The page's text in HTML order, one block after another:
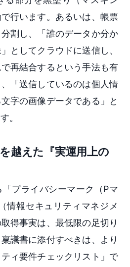
行います。あるいは、帳票
割し、「誰のデータか分か
としてクラウドに送信し、
再結合するという手法も有
「送信しているのは個人情
字の画像データである」と
。
越えた『実運用上の
プライバシーマーク（Pマ
情報セキュリティマネジメ
得事実は、最低限の足切り
議書に添付すべきは、より
ィ要件チェックリスト」で